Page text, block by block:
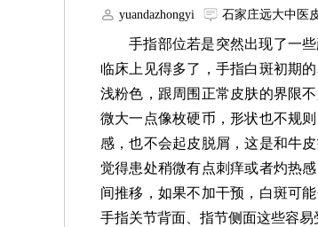
yuandazhongyi 石家庄远大中医
手指部位若是突然出现了一
临床上见得多了，手指白斑初期
浅粉色，跟周围正常皮肤的界限
微大一点像枚硬币，形状也不规
感，也不会起皮脱屑，这是和牛
觉得患处稍微有点刺痒或者灼热
间推移，如果不加干预，白斑可
手指关节背面、指节侧面这些容